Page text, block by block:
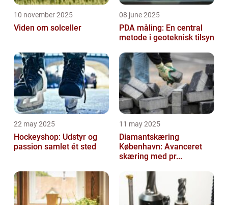
10 november 2025
Viden om solceller
08 june 2025
PDA måling: En central
metode i geoteknisk tilsyn
22 may 2025
Hockeyshop: Udstyr og
passion samlet ét sted
11 may 2025
Diamantskæring
København: Avanceret
skæring med pr...